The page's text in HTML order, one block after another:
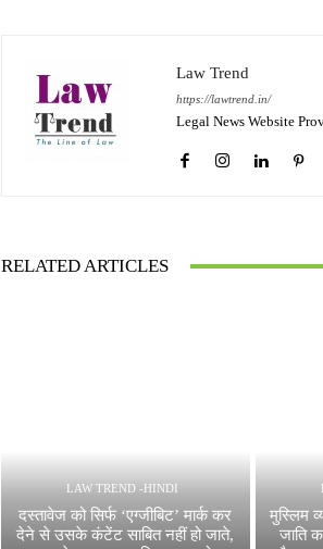
Law Trend
https://lawtrend.in/
Legal News Website
RELATED ARTICLES
LAW TREND -HINDI
दस्तावेज को सिर्फ ‘एग्जीबिट’ मार्क कर
देने से उसके कंटेंट साबित नहीं हो जाते,
मुस्लिम
जाति